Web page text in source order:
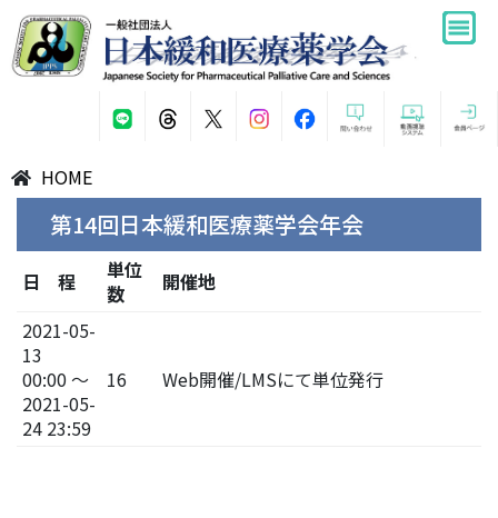
HOME
第14回日本緩和医療薬学会年会
日 程
単位
数
開催地
2021-05-
13
00:00 ～
2021-05-
24 23:59
16 Web開催/LMSにて単位発行